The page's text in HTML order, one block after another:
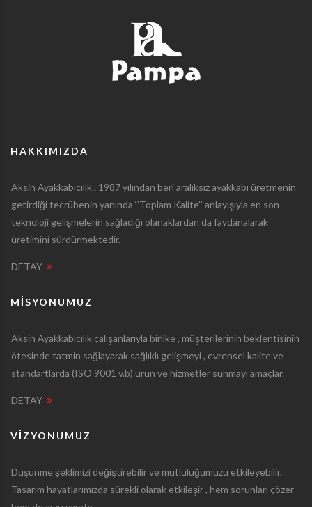
HAKKIMIZDA
Aksin Ayakkabıcılık , 1987 yılından beri aralıksız ayakkabı üretmenin
getirdiği tecrübenin yanında ‘’Toplam Kalite’’ anlayışıyla en son
teknoloji gelişmelerin sağladığı olanaklardan da faydanalarak
üretimini sürdürmektedir.
DETAY
MISYONUMUZ
Aksin Ayakkabıcılık çalışanlarıyla birlike , müşterilerinin beklentisinin
ötesinde tatmin sağlayarak sağlıklı gelişmeyi , evrensel kalite ve
standartlarda (ISO 9001 v.b) ürün ve hizmetler sunmayı amaçlar.
DETAY
VIZYONUMUZ
Düşünme şeklimizi değiştirebilir ve mutluluğumuzu etkileyebilir.
Tasarım hayatlarımızda sürekli olarak etkileşir , hem sorunları çözer